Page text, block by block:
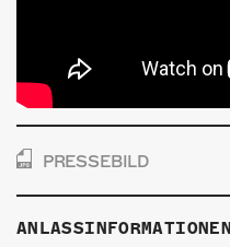
PRESSEBILD
ANLASSINFORMATIONEN